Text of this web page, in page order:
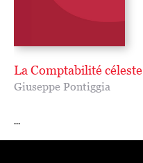
La Comptabilité céleste
Giuseppe Pontiggia
...